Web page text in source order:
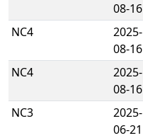
08-16
NC4
2025-
08-16
NC4
2025-
08-16
NC3
2025-
06-21